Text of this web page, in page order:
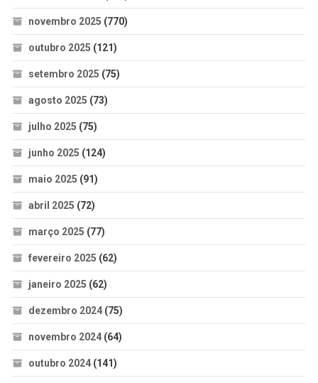
novembro 2025 (770)
outubro 2025 (121)
setembro 2025 (75)
agosto 2025 (73)
julho 2025 (75)
junho 2025 (124)
maio 2025 (91)
abril 2025 (72)
março 2025 (77)
fevereiro 2025 (62)
janeiro 2025 (62)
dezembro 2024(75)
novembro 2024(64)
outubro 2024(141)